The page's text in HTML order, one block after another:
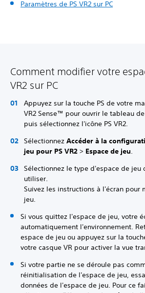
Paramètres de PS VR2 sur PC
Comment modifier votre
VR2 sur PC
Appuyez sur la touche PS de votre
VR2 Sense™ pour ouvrir le tableau
puis sélectionnez l'icône PS VR2.
Sélectionnez Accéder à la
jeu pour PS VR2 > Espace de jeu.
Sélectionnez le type d'espace de jeu
utiliser.
Suivez les instructions à l'écran pour
jeu.
Si vous quittez l'espace de jeu, votre
automatiquement l'environnement.
espace de jeu ou appuyez sur la
votre casque VR pour activer la vue
Si votre partie ne se déroule pas
réinitialisation de l'espace de jeu,
données de l'espace de jeu. Pour ce